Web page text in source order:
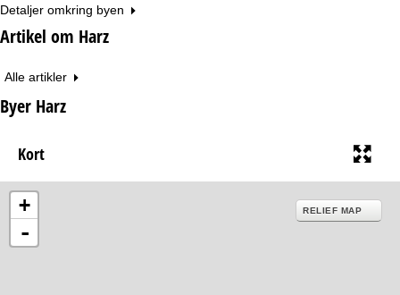
Detaljer omkring byen
Artikel om Harz
Alle artikler
Byer Harz
Kort
+
-
RELIEF MAP